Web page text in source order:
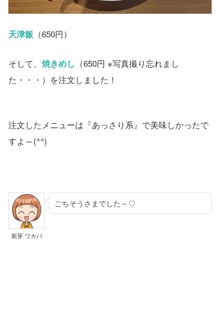
天津飯 （650円）
そして、 焼きめし （650円 ※写真撮り忘れまし
た・・・）を注文しました！
注文したメニューは『あっさり系』で美味しかったで
すよ～(^^)
新芽 ワカバ
ごちそうさまでした～♡